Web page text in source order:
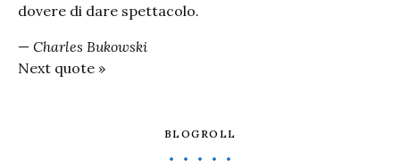
dovere di dare spettacolo.
— Charles Bukowski
Next quote »
BLOGROLL